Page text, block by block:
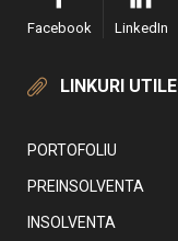
Facebook LinkedIn
LINKURI UTILE
PORTOFOLIU
PREINSOLVENTA
INSOLVENTA